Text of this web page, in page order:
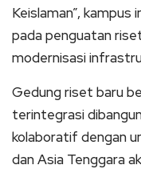
Keislaman”, kampus
pada penguatan
modernisasi
Gedung riset baru
terintegrasi
kolaboratif dengan
dan Asia Tenggara